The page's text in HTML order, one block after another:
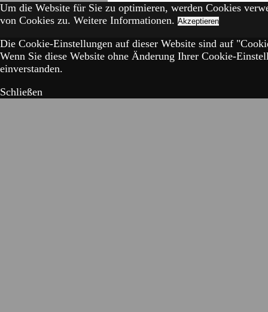
Um die Website für Sie zu optimieren, werden Cookies
von Cookies zu. Weitere Informationen. Akzeptieren
Die Cookie-Einstellungen auf dieser Website sind auf
Wenn Sie diese Website ohne Änderung Ihrer Cookie-
einverstanden.
Schließen